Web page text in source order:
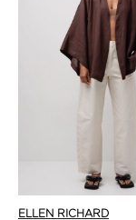
ELLEN RICHARD